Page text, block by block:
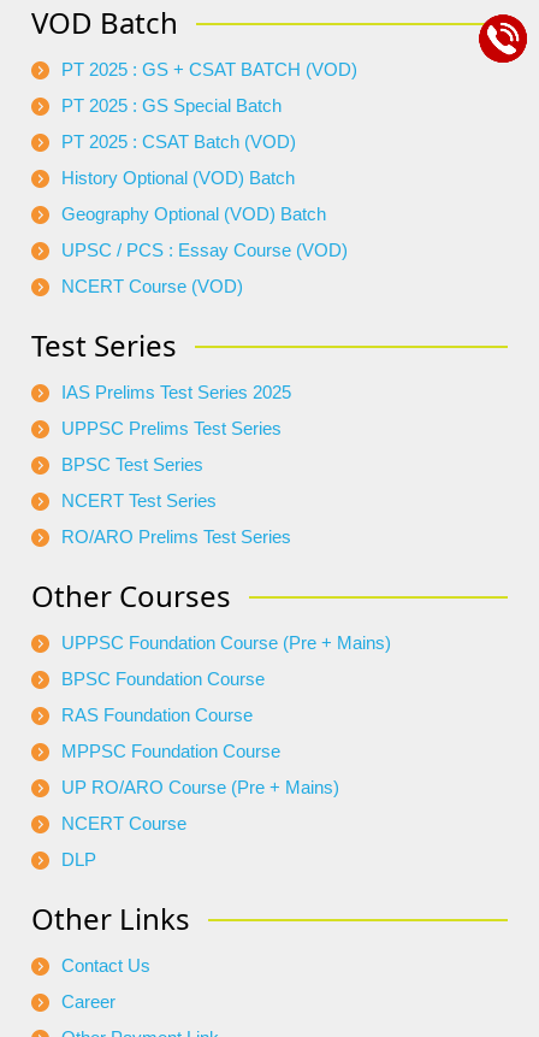
VOD Batch
PT 2025 : GS + CSAT BATCH (VOD)
PT 2025 : GS Special Batch
PT 2025 : CSAT Batch (VOD)
History Optional (VOD) Batch
Geography Optional (VOD) Batch
UPSC / PCS : Essay Course (VOD)
NCERT Course (VOD)
Test Series
IAS Prelims Test Series 2025
UPPSC Prelims Test Series
BPSC Test Series
NCERT Test Series
RO/ARO Prelims Test Series
Other Courses
UPPSC Foundation Course (Pre + Mains)
BPSC Foundation Course
RAS Foundation Course
MPPSC Foundation Course
UP RO/ARO Course (Pre + Mains)
NCERT Course
DLP
Other Links
Contact Us
Career